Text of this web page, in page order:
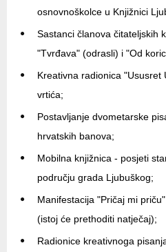
osnovnoškolce u Knjižnici
Sastanci članova čitateljskih
"Tvrđava" (odrasli) i "Od
Kreativna radionica "Ususret
vrtića;
Postavljanje dvometarske
hrvatskih banova;
Mobilna knjižnica - posjeti
području grada Ljubuškog;
Manifestacija "Pričaj mi
(istoj će prethoditi natječaj);
Radionice kreativnoga